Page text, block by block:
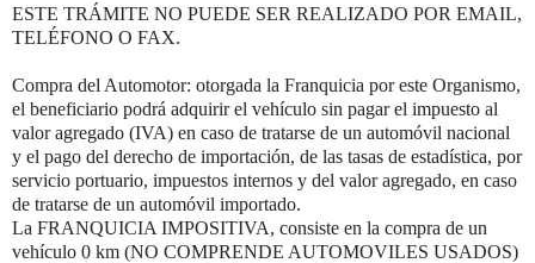
ESTE TRÁMITE NO PUEDE SER REALIZADO POR EMAIL,
TELÉFONO O FAX.
Compra del Automotor: otorgada la Franquicia por este Organismo,
el beneficiario podrá adquirir el vehículo sin pagar el impuesto al
valor agregado (IVA) en caso de tratarse de un automóvil nacional
y el pago del derecho de importación, de las tasas de estadística, por
servicio portuario, impuestos internos y del valor agregado, en caso
de tratarse de un automóvil importado.
La FRANQUICIA IMPOSITIVA, consiste en la compra de un
vehículo 0 km (NO COMPRENDE AUTOMOVILES USADOS)